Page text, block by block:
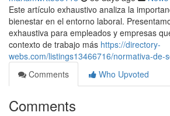
Este artículo exhaustivo analiza la
bienestar en el entorno laboral.
exhaustiva para empleados y empresas
contexto de trabajo más https://directory-
webs.com/listings13466716/normativa-de-
Comments
Who Upvoted
Comments